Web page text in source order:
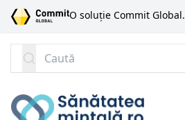
SARI LA CONȚINUT
O soluție Commit Global.
Caută